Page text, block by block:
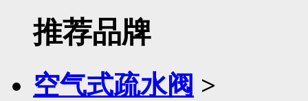
推荐品牌
空气式疏水阀 >